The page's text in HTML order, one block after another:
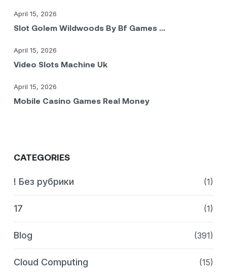
April 15, 2026
Slot Golem Wildwoods By Bf Games ...
April 15, 2026
Video Slots Machine Uk
April 15, 2026
Mobile Casino Games Real Money
CATEGORIES
! Без рубрики (1)
17 (1)
Blog (391)
Cloud Computing (15)